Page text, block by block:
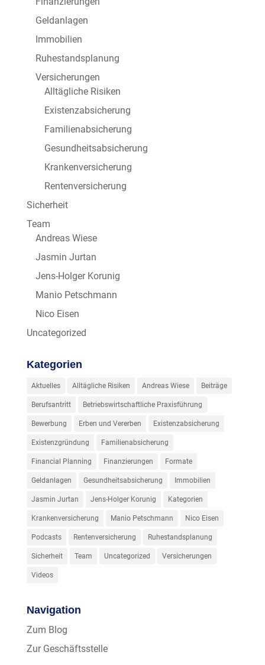
Geldanlagen
Immobilien
Ruhestandsplanung
Versicherungen
Alltägliche Risiken
Existenzabsicherung
Familienabsicherung
Gesundheitsabsicherung
Krankenversicherung
Rentenversicherung
Sicherheit
Team
Andreas Wiese
Jasmin Jurtan
Jens-Holger Korunig
Manio Petschmann
Nico Eisen
Uncategorized
Kategorien
Aktuelles Alltägliche Risiken Andreas Wiese Beiträge
Berufsantritt Betriebswirtschaftliche Praxisführung
Bewerbung Erben und Vererben Existenzabsicherung
Existenzgründung Familienabsicherung
Financial Planning Finanzierungen Formate
Geldanlagen Gesundheitsabsicherung Immobilien
Jasmin Jurtan Jens-Holger Korunig Kategorien
Krankenversicherung Manio Petschmann Nico Eisen
Podcasts Rentenversicherung Ruhestandsplanung
Sicherheit Team Uncategorized Versicherungen
Videos
Navigation
Zum Blog
Zur Geschäftsstelle